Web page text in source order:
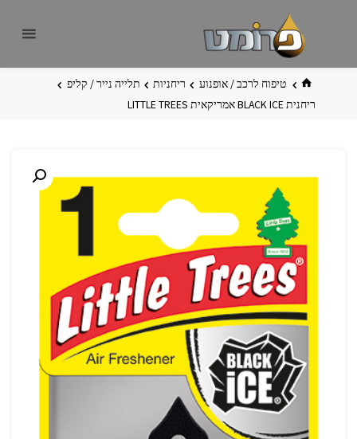
בית טיפוח לרכב / אופנוע ריחניות
תלייה נייר / קליפ
ריחנית BLACK ICE אמריקאית LITTLE TREES